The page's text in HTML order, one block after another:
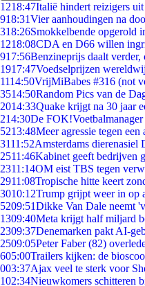
1218:47Italië hindert reizigers
918:31Vier aanhoudingen na
318:26Smokkelbende opgerold
1218:08CDA en D66 willen
917:56Benzineprijs daalt
1917:47Voedselprijzen
1114:50VrijMiBabes #316 (not
3514:50Random Pics van de
2014:33Quake krijgt na 30 jaar
214:30De
5213:48Meer agressie tegen
3111:52Amsterdams
2511:46Kabinet geeft bedrijven
2311:14OM eist TBS tegen
2911:08Tropische hitte keert
3010:12Trump grijpt weer in op
5209:51Dikke Van Dale neemt
1309:40Meta krijgt half miljard
2309:37Denemarken pakt AI-
2509:05Peter Faber (82)
605:00Trailers kijken: de
003:37Ajax veel te sterk voor
102:34Nieuwkomers schitteren